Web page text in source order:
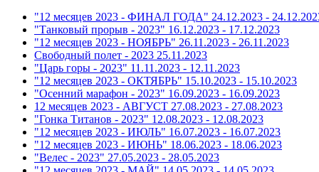
"12 месяцев 2023 - ФИНАЛ ГОДА" 24.12.2023 -
"Танковый прорыв - 2023" 16.12.2023 - 17.12.2023
"12 месяцев 2023 - НОЯБРЬ" 26.11.2023 - 26.11.2023
Свободный полет - 2023 25.11.2023
"Царь горы - 2023" 11.11.2023 - 12.11.2023
"12 месяцев 2023 - ОКТЯБРЬ" 15.10.2023 - 15.10.2023
"Осенний марафон - 2023" 16.09.2023 - 16.09.2023
12 месяцев 2023 - АВГУСТ 27.08.2023 - 27.08.2023
"Гонка Титанов - 2023" 12.08.2023 - 12.08.2023
"12 месяцев 2023 - ИЮЛЬ" 16.07.2023 - 16.07.2023
"12 месяцев 2023 - ИЮНЬ" 18.06.2023 - 18.06.2023
"Велес - 2023" 27.05.2023 - 28.05.2023